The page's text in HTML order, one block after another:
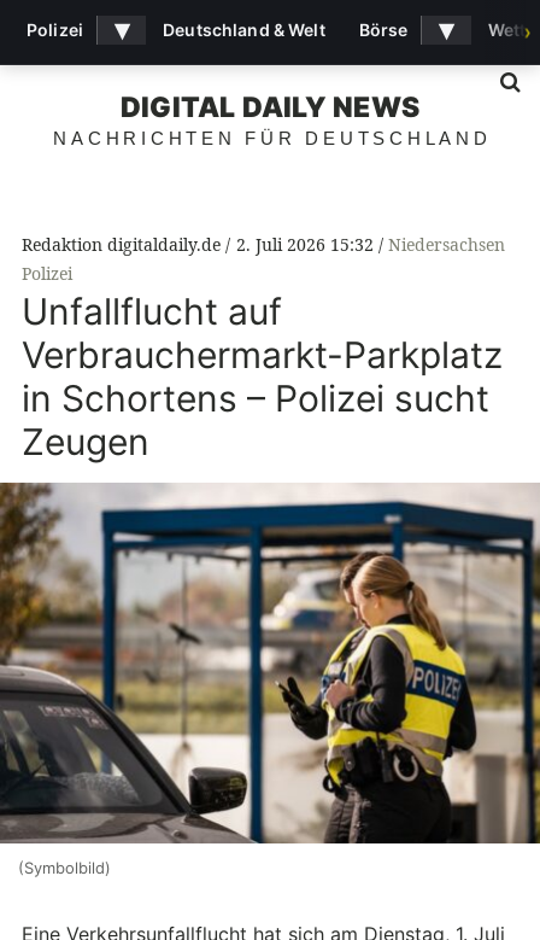
DIGITAL DAILY NEWS
NACHRICHTEN FÜR DEUTSCHLAND
Redaktion digitaldaily.de 2. Juli 2026 15:32
Niedersachsen
Polizei
Unfallflucht auf
Verbrauchermarkt-Parkplatz
in Schortens – Polizei sucht
Zeugen
(Symbolbild)
Eine Verkehrsunfallflucht hat sich am Dienstag, 1. Juli
Polizei ▾ Deutschland & Welt Börse ▾ ›